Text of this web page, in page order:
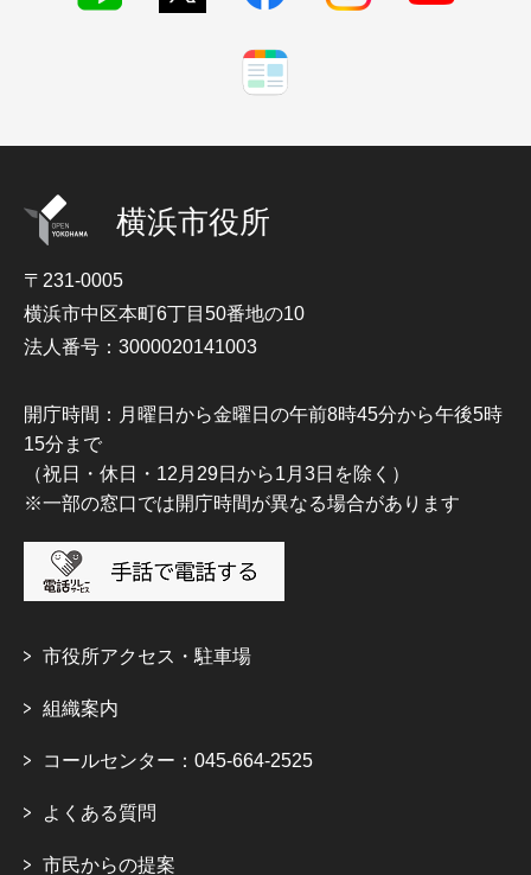
横浜市役所
〒231-0005
横浜市中区本町6丁目50番地の10
法人番号：3000020141003
開庁時間：月曜日から金曜日の午前8時45分から午後5時
15分まで
（祝日・休日・12月29日から1月3日を除く）
※一部の窓口では開庁時間が異なる場合があります
市役所アクセス・駐車場
組織案内
コールセンター：045-664-2525
よくある質問
市民からの提案